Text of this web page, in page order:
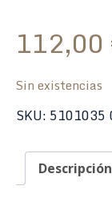
112,00
Sin existencias
SKU: 5101035
Descripción